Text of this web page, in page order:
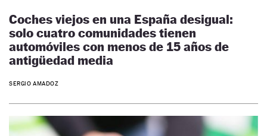
Coches viejos en una España desigual:
solo cuatro comunidades tienen
automóviles con menos de 15 años de
antigüedad media
SERGIO AMADOZ